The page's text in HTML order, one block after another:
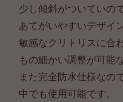
少し傾斜がついていの
あてがいやすいデザイ
敏感なクリトリスに合
もの細かい調整が可能
また完全防水仕様なの
中でも使用可能です。